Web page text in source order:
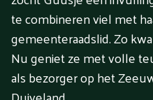
te combineren viel met
gemeenteraadslid. Zo
Nu geniet ze met volle
als bezorger op het